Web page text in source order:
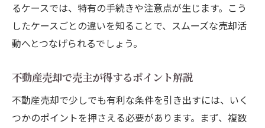
るケースでは、特有の手続きや注意点が生じます。こう
したケースごとの違いを知ることで、スムーズな売却活
動へとつなげられるでしょう。
不動産売却で売主が得するポイント解説
不動産売却で少しでも有利な条件を引き出すには、いく
つかのポイントを押さえる必要があります。まず、複数